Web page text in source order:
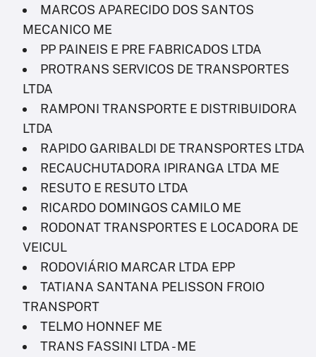
MARCOS APARECIDO DOS SANTOS
MECANICO ME
PP PAINEIS E PRE FABRICADOS LTDA
PROTRANS SERVICOS DE TRANSPORTES
LTDA
RAMPONI TRANSPORTE E DISTRIBUIDORA
LTDA
RAPIDO GARIBALDI DE TRANSPORTES LTDA
RECAUCHUTADORA IPIRANGA LTDA ME
RESUTO E RESUTO LTDA
RICARDO DOMINGOS CAMILO ME
RODONAT TRANSPORTES E LOCADORA DE
VEICUL
RODOVIÁRIO MARCAR LTDA EPP
TATIANA SANTANA PELISSON FROIO
TRANSPORT
TELMO HONNEF ME
TRANS FASSINI LTDA - ME